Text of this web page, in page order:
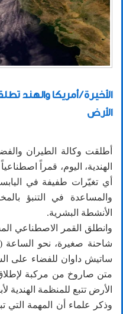
الأخيرة / أمريكا والهند
الأرض
أطلقت وكالة الطيران
الهندية، اليوم، قمراً
أي تغيّرات طفيفة في
والمساعدة في التنبؤ
الأنشطة البشرية.
وانطلق القمر الاصطناعي
ساتيش داوان للفضاء على
متن صاروخ من مركبة لإطلاق
الأرض تتبع للمنظمة الهندية